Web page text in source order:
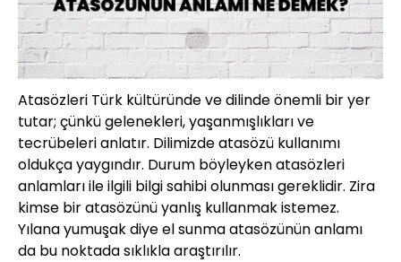
Atasözleri Türk kültüründe ve dilinde önemli bir yer
tutar; çünkü gelenekleri, yaşanmışlıkları ve
tecrübeleri anlatır. Dilimizde atasözü kullanımı
oldukça yaygındır. Durum böyleyken atasözleri
anlamları ile ilgili bilgi sahibi olunması gereklidir. Zira
kimse bir atasözünü yanlış kullanmak istemez.
Yılana yumuşak diye el sunma atasözünün anlamı
da bu noktada sıklıkla araştırılır.